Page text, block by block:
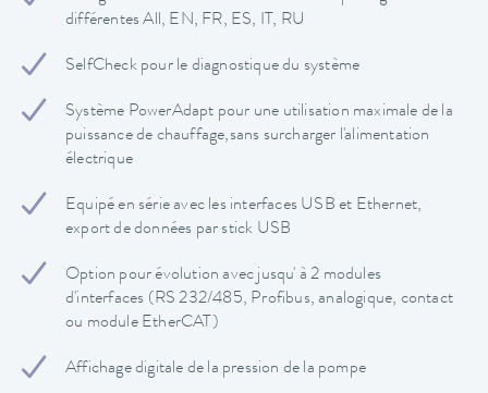
différentes All, EN, FR, ES, IT, RU
SelfCheck pour le diagnostique du système
Système PowerAdapt pour une utilisation maximale de la
puissance de chauffage,sans surcharger l'alimentation
électrique
Equipé en série avec les interfaces USB et Ethernet,
export de données par stick USB
Option pour évolution avec jusqu' à 2 modules
d'interfaces (RS 232/485, Profibus, analogique, contact
ou module EtherCAT)
Affichage digitale de la pression de la pompe